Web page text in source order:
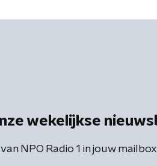
wekelijkse
NPO Radio 1 in jouw mailbox